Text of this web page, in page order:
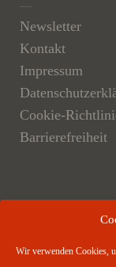
Wir verwenden Cookies,
Newsletter
Kontakt
Impressum
Cookie-
Barrierefreiheit